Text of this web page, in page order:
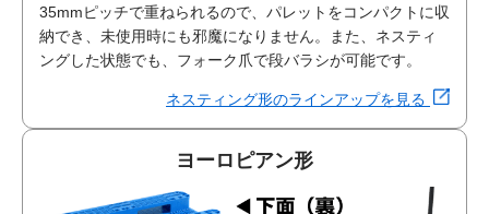
35mmピッチで重ねられるので、パレットをコンパクトに収
納でき、未使用時にも邪魔になりません。また、ネスティ
ングした状態でも、フォーク爪で段バラシが可能です。
ネスティング形のラインアップを見る
ヨーロピアン形